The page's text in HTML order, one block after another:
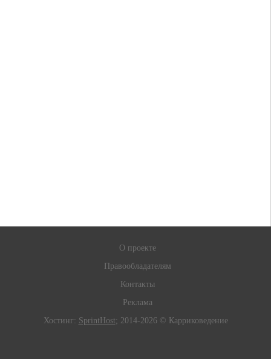
О проекте
Правообладателям
Контакты
Реклама
Хостинг: SprintHost; 2014-2026 © Карриковедение